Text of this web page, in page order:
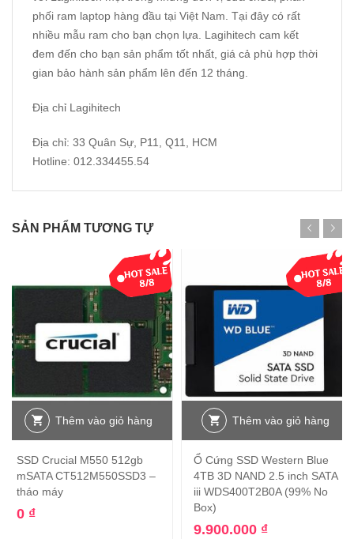
phối ram laptop hàng đầu tại Việt Nam. Tại đây có rất
nhiều mẫu ram cho bạn chọn lựa. Lagihitech cam kết
đem đến cho bạn sản phẩm tốt nhất, giá cả phù hợp thời
gian bảo hành sản phẩm lên đến 12 tháng.
Địa chỉ Lagihitech
Địa chỉ: 33 Quân Sự, P11, Q11, HCM
Hotline: 012.334455.54
SẢN PHẨM TƯƠNG TỰ
Thêm vào giỏ hàng
SSD Crucial M550 512gb
mSATA CT512M550SSD3 –
tháo máy
0 ₫
Thêm vào giỏ hàng
Ổ Cứng SSD Western Blue
4TB 3D NAND 2.5 inch SATA
iii WDS400T2B0A (99% No
Box)
9.900.000 ₫